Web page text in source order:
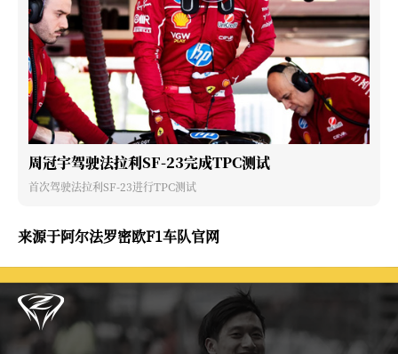
周冠宇驾驶法拉利SF-23完成TPC测试
首次驾驶法拉利SF-23进行TPC测试
来源于阿尔法罗密欧F1车队官网